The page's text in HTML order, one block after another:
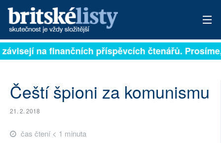
PŘIHLÁSIT
ARCHIV
na finančních příspěvcích čtenářů.
Čeští špioni za komunismu
21. 2. 2018
čas čtení < 1 minuta